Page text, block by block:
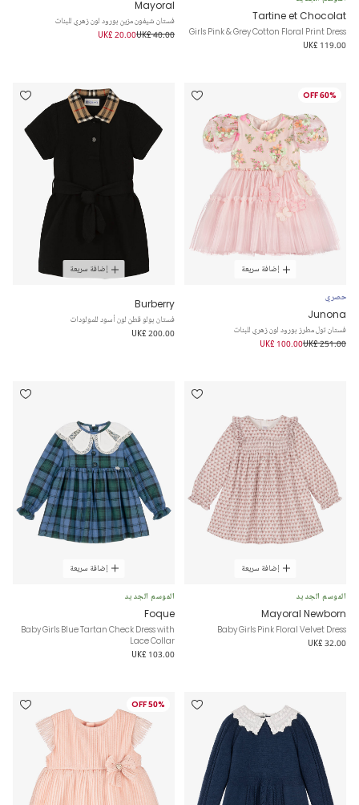
Tartine et Chocolat
Girls Pink & Grey Cotton Floral Print Dress
UK£ 119.00
Mayoral
فستان شيفون مزين بورود لون زهري للبنات
UK£ 40.00
UK£ 20.00
60% OFF
إضافة سريعة
حصري
Junona
فستان تول مطرز بورود لون زهري للبنات
UK£ 251.00
UK£ 100.00
إضافة سريعة
Burberry
فستان بولو قطن لون أسود للمولودات
UK£ 200.00
إضافة سريعة
الموسم الجديد
Mayoral Newborn
Baby Girls Pink Floral Velvet Dress
UK£ 32.00
إضافة سريعة
الموسم الجديد
Foque
Baby Girls Blue Tartan Check Dress with
Lace Collar
UK£ 103.00
50% OFF